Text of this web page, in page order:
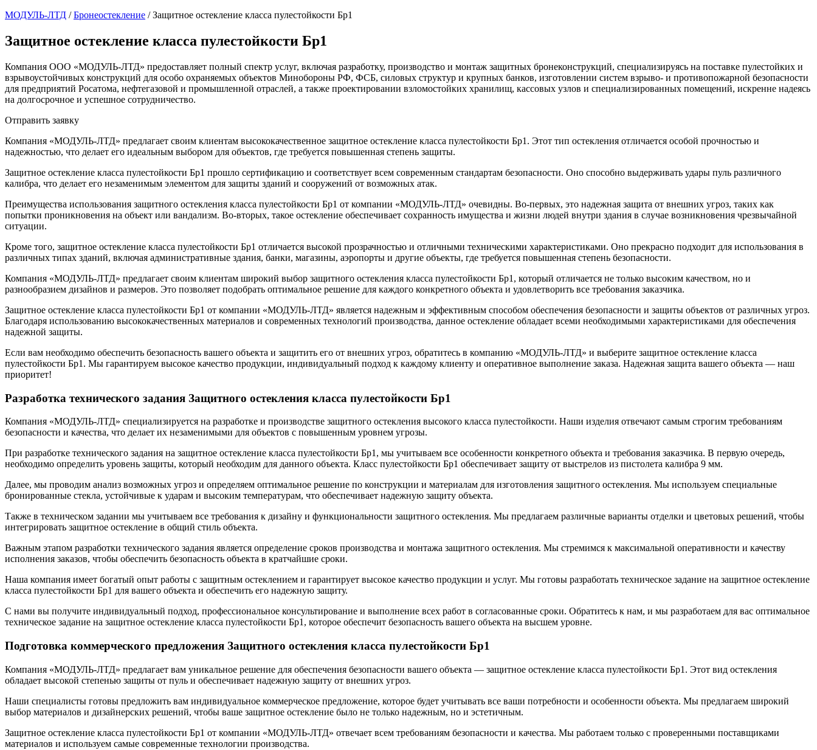
МОДУЛЬ-ЛТД /Бронеостекление /Защитное остекление класса пулестойкости Бр1
Защитное остекление класса пулестойкости Бр1
Компания ООО «МОДУЛЬ-ЛТД» предоставляет полный спектр услуг, включая разработку, производство и монтаж защитных бронеконструкций, специализируясь на поставке пулестойких и
взрывоустойчивых конструкций для особо охраняемых объектов Минобороны РФ, ФСБ, силовых структур и крупных банков, изготовлении систем взрыво- и противопожарной безопасности
для предприятий Росатома, нефтегазовой и промышленной отраслей, а также проектировании взломостойких хранилищ, кассовых узлов и специализированных помещений, искренне надеясь
на долгосрочное и успешное сотрудничество.
Отправить заявку
Компания «МОДУЛЬ-ЛТД» предлагает своим клиентам высококачественное защитное остекление класса пулестойкости Бр1. Этот тип остекления отличается особой прочностью и
надежностью, что делает его идеальным выбором для объектов, где требуется повышенная степень защиты.
Защитное остекление класса пулестойкости Бр1 прошло сертификацию и соответствует всем современным стандартам безопасности. Оно способно выдерживать удары пуль различного
калибра, что делает его незаменимым элементом для защиты зданий и сооружений от возможных атак.
Преимущества использования защитного остекления класса пулестойкости Бр1 от компании «МОДУЛЬ-ЛТД» очевидны. Во-первых, это надежная защита от внешних угроз, таких как
попытки проникновения на объект или вандализм. Во-вторых, такое остекление обеспечивает сохранность имущества и жизни людей внутри здания в случае возникновения чрезвычайной
ситуации.
Кроме того, защитное остекление класса пулестойкости Бр1 отличается высокой прозрачностью и отличными техническими характеристиками. Оно прекрасно подходит для использования в
различных типах зданий, включая административные здания, банки, магазины, аэропорты и другие объекты, где требуется повышенная степень безопасности.
Компания «МОДУЛЬ-ЛТД» предлагает своим клиентам широкий выбор защитного остекления класса пулестойкости Бр1, который отличается не только высоким качеством, но и
разнообразием дизайнов и размеров. Это позволяет подобрать оптимальное решение для каждого конкретного объекта и удовлетворить все требования заказчика.
Защитное остекление класса пулестойкости Бр1 от компании «МОДУЛЬ-ЛТД» является надежным и эффективным способом обеспечения безопасности и защиты объектов от различных угроз.
Благодаря использованию высококачественных материалов и современных технологий производства, данное остекление обладает всеми необходимыми характеристиками для обеспечения
надежной защиты.
Если вам необходимо обеспечить безопасность вашего объекта и защитить его от внешних угроз, обратитесь в компанию «МОДУЛЬ-ЛТД» и выберите защитное остекление класса
пулестойкости Бр1. Мы гарантируем высокое качество продукции, индивидуальный подход к каждому клиенту и оперативное выполнение заказа. Надежная защита вашего объекта — наш
приоритет!
Разработка технического задания Защитного остекления класса пулестойкости Бр1
Компания «МОДУЛЬ-ЛТД» специализируется на разработке и производстве защитного остекления высокого класса пулестойкости. Наши изделия отвечают самым строгим требованиям
безопасности и качества, что делает их незаменимыми для объектов с повышенным уровнем угрозы.
При разработке технического задания на защитное остекление класса пулестойкости Бр1, мы учитываем все особенности конкретного объекта и требования заказчика. В первую очередь,
необходимо определить уровень защиты, который необходим для данного объекта. Класс пулестойкости Бр1 обеспечивает защиту от выстрелов из пистолета калибра 9 мм.
Далее, мы проводим анализ возможных угроз и определяем оптимальное решение по конструкции и материалам для изготовления защитного остекления. Мы используем специальные
бронированные стекла, устойчивые к ударам и высоким температурам, что обеспечивает надежную защиту объекта.
Также в техническом задании мы учитываем все требования к дизайну и функциональности защитного остекления. Мы предлагаем различные варианты отделки и цветовых решений, чтобы
интегрировать защитное остекление в общий стиль объекта.
Важным этапом разработки технического задания является определение сроков производства и монтажа защитного остекления. Мы стремимся к максимальной оперативности и качеству
исполнения заказов, чтобы обеспечить безопасность объекта в кратчайшие сроки.
Наша компания имеет богатый опыт работы с защитным остеклением и гарантирует высокое качество продукции и услуг. Мы готовы разработать техническое задание на защитное остекление
класса пулестойкости Бр1 для вашего объекта и обеспечить его надежную защиту.
С нами вы получите индивидуальный подход, профессиональное консультирование и выполнение всех работ в согласованные сроки. Обратитесь к нам, и мы разработаем для вас оптимальное
техническое задание на защитное остекление класса пулестойкости Бр1, которое обеспечит безопасность вашего объекта на высшем уровне.
Подготовка коммерческого предложения Защитного остекления класса пулестойкости Бр1
Компания «МОДУЛЬ-ЛТД» предлагает вам уникальное решение для обеспечения безопасности вашего объекта — защитное остекление класса пулестойкости Бр1. Этот вид остекления
обладает высокой степенью защиты от пуль и обеспечивает надежную защиту от внешних угроз.
Наши специалисты готовы предложить вам индивидуальное коммерческое предложение, которое будет учитывать все ваши потребности и особенности объекта. Мы предлагаем широкий
выбор материалов и дизайнерских решений, чтобы ваше защитное остекление было не только надежным, но и эстетичным.
Защитное остекление класса пулестойкости Бр1 от компании «МОДУЛЬ-ЛТД» отвечает всем требованиям безопасности и качества. Мы работаем только с проверенными поставщиками
материалов и используем самые современные технологии производства.